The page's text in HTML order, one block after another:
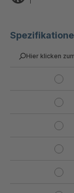
Hier klicken